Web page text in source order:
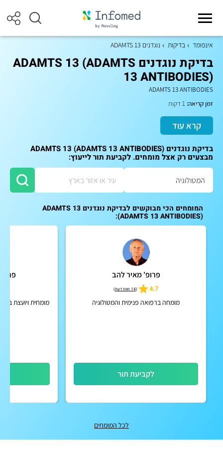
אינפומד בדיקות נוגדנים ADAMTS 13
בדיקת נוגדנים ADAMTS 13 (ADAMTS
13 ANTIBODIES)
ADAMTS 13 ANTIBODIES
זמן קריאה:
קרא עוד
בדיקת נוגדנים ADAMTS 13 (ADAMTS 13 ANTIBODIES)
מבצעים רק אצל מומחים. לקביעת תור לייעוץ:
המומחים הכי מבוקשים לבדיקת נוגדנים ADAMTS 13
(ADAMTS 13 ANTIBODIES):
פרופ' מאיר להב
4.7
(14 חוות דעת )
מומחה ברפואה פנימית והמטולוגיה
לקביעת תור
מומחית ויועצת
לכל המומחים